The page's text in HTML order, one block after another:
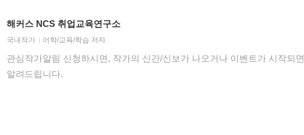
해커스 NCS 취업교육연구소
국내작가 어학/교육/학습 저자
관심작가알림 신청하시면, 작가의 신간/신보가 나오거나 이벤트가 시작되면
알려드립니다.